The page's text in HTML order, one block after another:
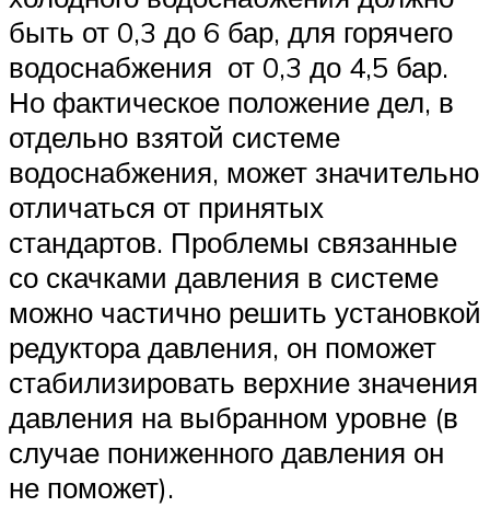
быть от 0,3 до 6 бар, для горячего
водоснабжения от 0,3 до 4,5 бар.
Но фактическое положение дел, в
отдельно взятой системе
водоснабжения, может значительно
отличаться от принятых
стандартов. Проблемы связанные
со скачками давления в системе
можно частично решить установкой
редуктора давления, он поможет
стабилизировать верхние значения
давления на выбранном уровне (в
случае пониженного давления он
не поможет).